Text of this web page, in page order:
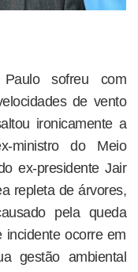
sofreu com
de vento
ironicamente a
ministro do Meio
ex-presidente Jair
repleta de árvores,
pela queda
incidente ocorre em
gestão ambiental